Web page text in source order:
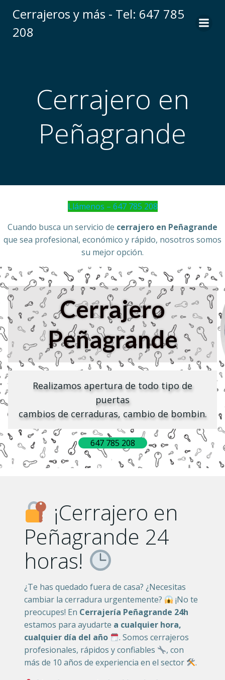
Cerrajeros y más - Tel: 647 785
208
Cerrajero en
Peñagrande
Llámenos – 647 785 208
Cuando busca un servicio de cerrajero en Peñagrande
que sea profesional, económico y rápido, nosotros somos
su mejor opción.
Cerrajero
Peñagrande
Realizamos apertura de todo tipo de
puertas
cambios de cerraduras, cambio de bombin.
647 785 208
¡Cerrajero en
Peñagrande 24
horas!
¿Te has quedado fuera de casa? ¿Necesitas
cambiar la cerradura urgentemente?
¡No te
preocupes! En Cerrajería Peñagrande 24h
estamos para ayudarte a cualquier hora,
cualquier día del año
. Somos cerrajeros
profesionales, rápidos y confiables
, con
más de 10 años de experiencia en el sector
.